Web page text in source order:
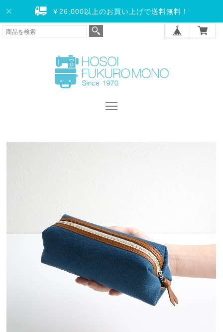
￥26,000以上のお買い上げで送料無料！